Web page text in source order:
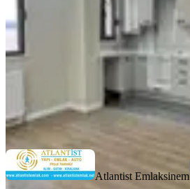
· 55 m²
34.500 ₺
Atlantist Emlaksinem
Ara
Atlantist Emlaksinem